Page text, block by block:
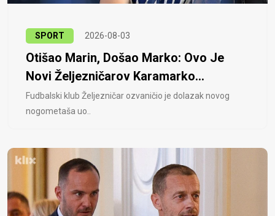
SPORT 2026-08-03
Otišao Marin, Došao Marko: Ovo Je
Novi Željezničarov Karamarko...
Fudbalski klub Željezničar ozvaničio je dolazak novog
nogometaša uo..